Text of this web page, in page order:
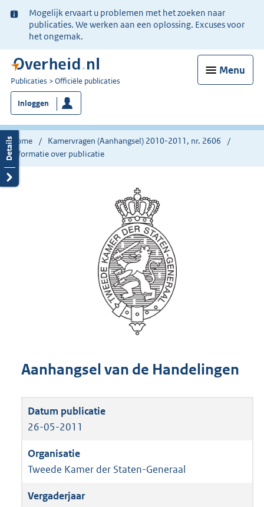
Ter
informatie:
Mogelijk ervaart u problemen met het zoeken naar
publicaties. We werken aan een oplossing. Excuses voor
het ongemak.
Menu
U
bent
nu
hier:
Publicaties Officiële publicaties
Inloggen
Home
Kamervragen (Aanhangsel) 2010-2011, nr. 2606
Informatie over publicatie
Aanhangsel van de Handelingen
26-05-2011
Tweede Kamer der Staten-Generaal